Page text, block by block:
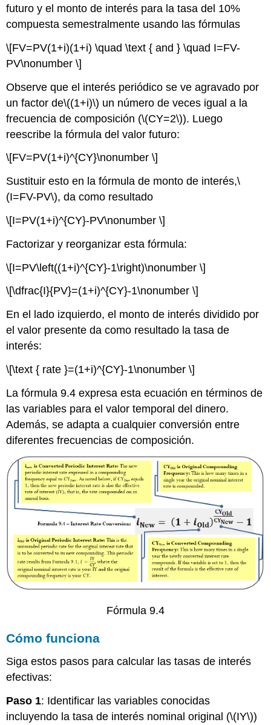
futuro y el monto de interés para la tasa del 10%
compuesta semestralmente usando las fórmulas
\[FV=PV(1+i)(1+i) \quad \text { and } \quad I=FV-
PV\nonumber \]
Observe que el interés periódico se ve agravado por
un factor de\((1+i)\) un número de veces igual a la
frecuencia de composición (\(CY=2\)). Luego
reescribe la fórmula del valor futuro:
\[FV=PV(1+i)^{CY}\nonumber \]
Sustituir esto en la fórmula de monto de interés,\
(I=FV-PV\), da como resultado
\[I=PV(1+i)^{CY}-PV\nonumber \]
Factorizar y reorganizar esta fórmula:
\[I=PV\left((1+i)^{CY}-1\right)\nonumber \]
\[\dfrac{I}{PV}=(1+i)^{CY}-1\nonumber \]
En el lado izquierdo, el monto de interés dividido por
el valor presente da como resultado la tasa de
interés:
\[\text { rate }=(1+i)^{CY}-1\nonumber \]
La fórmula 9.4 expresa esta ecuación en términos de
las variables para el valor temporal del dinero.
Además, se adapta a cualquier conversión entre
diferentes frecuencias de composición.
Fórmula 9.4
Cómo funciona
Siga estos pasos para calcular las tasas de interés
efectivas:
Paso 1: Identificar las variables conocidas
incluyendo la tasa de interés nominal original (\(IY\))